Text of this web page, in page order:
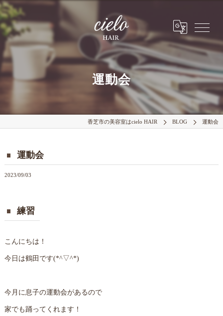
運動会
香芝市の美容室はcielo HAIR BLOG 運動会
運動会
2023/09/03
練習
こんにちは！
今日は鶴田です(*^▽^*)
今月に息子の運動会があるので
家でも踊ってくれます！